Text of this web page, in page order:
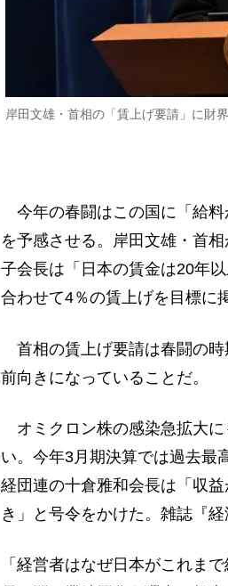
岸田文雄・首相の「賃上げ要請」に財
今年の春闘はこの国に「給料
を予感させる。岸田文雄・首
子会長は「日本の賃金は20年
合わせて4％の賃上げを目標に
首相の賃上げ要請は春闘の時
前向きになっていることだ。
オミクロン株の感染急拡大に
い。今年3月期決算では過去最
経団連の十倉雅和会長は「収
き」と号令をかけた。雑誌『
「経営者はなぜ日本がこれま